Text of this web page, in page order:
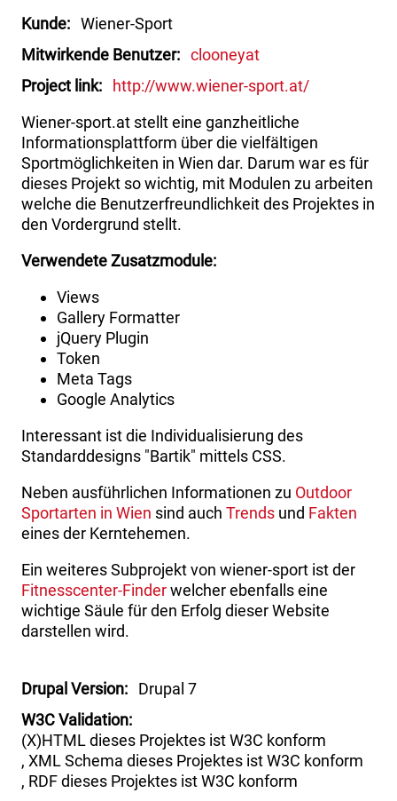
Kunde
Wiener-Sport
Mitwirkende Benutzer
clooneyat
Project link
http://www.wiener-sport.at/
Wiener-sport.at stellt eine ganzheitliche
Informationsplattform über die vielfältigen
Sportmöglichkeiten in Wien dar. Darum war es für
dieses Projekt so wichtig, mit Modulen zu arbeiten
welche die Benutzerfreundlichkeit des Projektes in
den Vordergrund stellt.
Verwendete Zusatzmodule:
Views
Gallery Formatter
jQuery Plugin
Token
Meta Tags
Google Analytics
Interessant ist die Individualisierung des
Standarddesigns "Bartik" mittels CSS.
Neben ausführlichen Informationen zu Outdoor
Sportarten in Wien sind auch Trends und Fakten
eines der Kerntehemen.
Ein weiteres Subprojekt von wiener-sport ist der
Fitnesscenter-Finderwelcher ebenfalls eine
wichtige Säule für den Erfolg dieser Website
darstellen wird.
Drupal Version
Drupal 7
W3C Validation
(X)HTML dieses Projektes ist W3C konform
XML Schema dieses Projektes ist W3C konform
RDF dieses Projektes ist W3C konform